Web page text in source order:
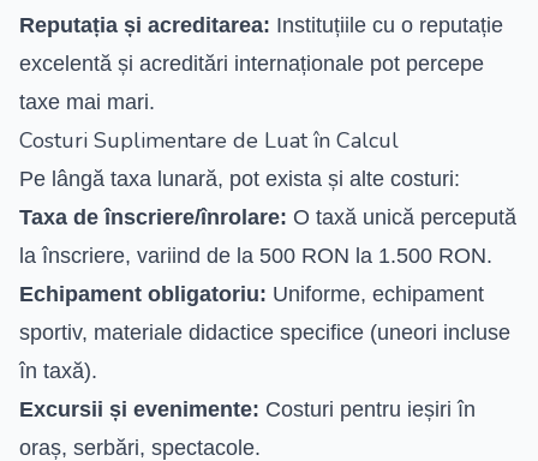
Reputația și acreditarea: Instituțiile cu o reputație
excelentă și acreditări internaționale pot percepe
taxe mai mari.
Costuri Suplimentare de Luat în Calcul
Pe lângă taxa lunară, pot exista și alte costuri:
Taxa de înscriere/înrolare: O taxă unică percepută
la înscriere, variind de la 500 RON la 1.500 RON.
Echipament obligatoriu: Uniforme, echipament
sportiv, materiale didactice specifice (uneori incluse
în taxă).
Excursii și evenimente: Costuri pentru ieșiri în
oraș, serbări, spectacole.